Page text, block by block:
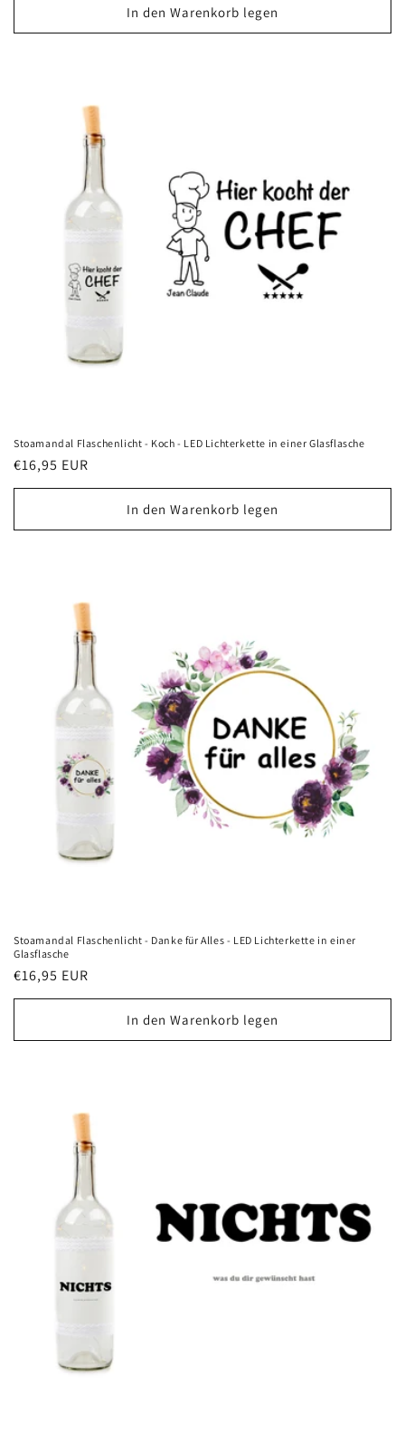
In den Warenkorb legen
Stoamandal Flaschenlicht - Koch - LED Lichterkette in einer Glasflasche
Normaler
Preis
€16,95 EUR
In den Warenkorb legen
Stoamandal Flaschenlicht - Danke für Alles - LED Lichterkette in einer
Glasflasche
Normaler
Preis
€16,95 EUR
In den Warenkorb legen